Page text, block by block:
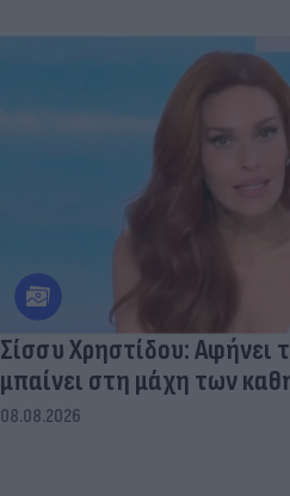
Σίσσυ Χρηστίδου: Αφήνει
μπαίνει στη μάχη των
08.08.2026